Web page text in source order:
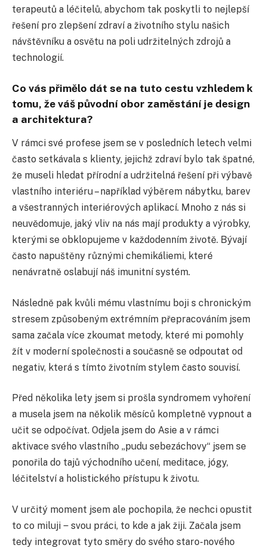
terapeutů a léčitelů, abychom tak poskytli to nejlepší
řešení pro zlepšení zdraví a životního stylu našich
návštěvníku a osvětu na poli udržitelných zdrojů a
technologií.
Co vás přimělo dát se na tuto cestu vzhledem k
tomu, že váš původní obor zaměstání je design
a architektura?
V rámci své profese jsem se v posledních letech velmi
často setkávala s klienty, jejichž zdraví bylo tak špatné,
že museli hledat přírodní a udržitelná řešení při výbavě
vlastního interiéru – například výběrem nábytku, barev
a všestranných interiérových aplikací. Mnoho z nás si
neuvědomuje, jaký vliv na nás mají produkty a výrobky,
kterými se obklopujeme v každodenním životě. Bývají
často napuštěny různými chemikáliemi, které
nenávratně oslabují náš imunitní systém.
Následně pak kvůli mému vlastnímu boji s chronickým
stresem způsobeným extrémním přepracováním jsem
sama začala více zkoumat metody, které mi pomohly
žít v moderní společnosti a současně se odpoutat od
negativ, která s tímto životním stylem často souvisí.
Před několika lety jsem si prošla syndromem vyhoření
a musela jsem na několik měsíců kompletně vypnout a
učit se odpočívat. Odjela jsem do Asie a v rámci
aktivace svého vlastního „pudu sebezáchovy“ jsem se
ponořila do tajů východního učení, meditace, jógy,
léčitelství a holistického přístupu k životu.
V určitý moment jsem ale pochopila, že nechci opustit
to co miluji ‒ svou práci, to kde a jak žiji. Začala jsem
tedy integrovat tyto směry do svého staro-nového